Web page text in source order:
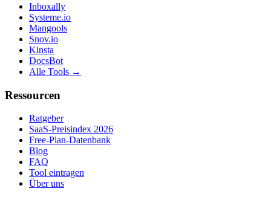
Inboxally
Systeme.io
Mangools
Snov.io
Kinsta
DocsBot
Alle Tools →
Ressourcen
Ratgeber
SaaS-Preisindex 2026
Free-Plan-Datenbank
Blog
FAQ
Tool eintragen
Über uns